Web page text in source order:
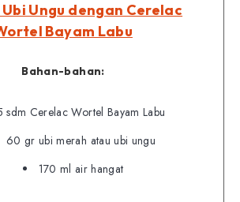
Ubi Ungu dengan Cerelac
Bayam Labu
Bahan-bahan:
sdm Cerelac Wortel Bayam Labu
60 gr ubi merah atau ubi ungu
170 ml air hangat